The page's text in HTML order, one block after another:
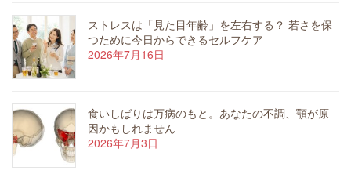
ストレスは「見た目年齢」を左右する？ 若さを保
つために今日からできるセルフケア
2026年7月16日
食いしばりは万病のもと。あなたの不調、顎が原
因かもしれません
2026年7月3日